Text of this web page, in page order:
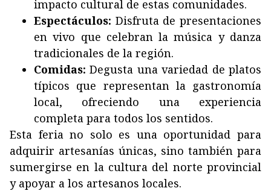
impacto cultural de estas comunidades.
Espectáculos: Disfruta de presentaciones
en vivo que celebran la música y danza
tradicionales de la región.
Comidas: Degusta una variedad de platos
típicos que representan la gastronomía
local, ofreciendo una experiencia
completa para todos los sentidos.
Esta feria no solo es una oportunidad para
adquirir artesanías únicas, sino también para
sumergirse en la cultura del norte provincial
y apoyar a los artesanos locales.